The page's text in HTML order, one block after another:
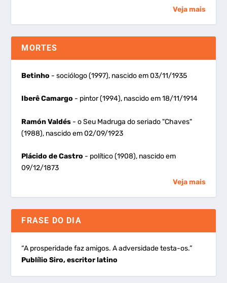
Veja mais
MORTES
Betinho - sociólogo (1997), nascido em 03/11/1935
Iberê Camargo - pintor (1994), nascido em 18/11/1914
Ramón Valdés - o Seu Madruga do seriado "Chaves"
(1988), nascido em 02/09/1923
Plácido de Castro - político (1908), nascido em
09/12/1873
Veja mais
FRASE DO DIA
“A prosperidade faz amigos. A adversidade testa-os.”
Publílio Siro, escritor latino